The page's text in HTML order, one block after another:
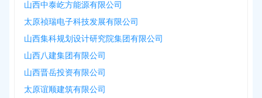
山西中泰屹方能源有限公司
太原祯瑞电子科技发展有限公司
山西集科规划设计研究院集团有限公司
山西八建集团有限公司
山西晋岳投资有限公司
太原谊顺建筑有限公司